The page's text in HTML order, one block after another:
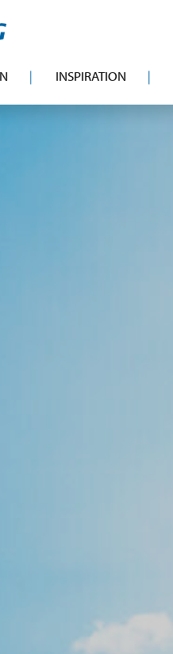
INSPIRATION